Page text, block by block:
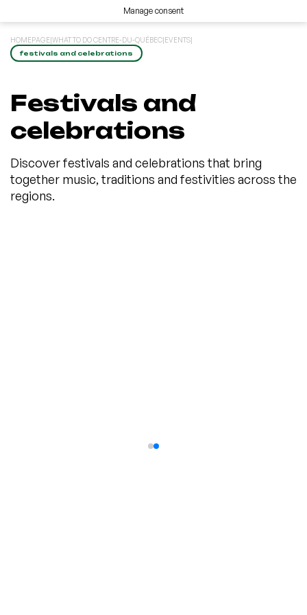
Manage consent
HOMEPAGE|WHAT TO DO CENTRE-DU-QUÉBEC|EVENTS|
festivals and celebrations
Festivals and
celebrations
Discover festivals and celebrations that bring
together music, traditions and festivities across the
regions.